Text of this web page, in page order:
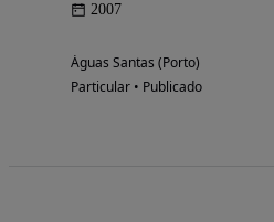
2007
Águas Santas (Porto)
Particular • Publicado